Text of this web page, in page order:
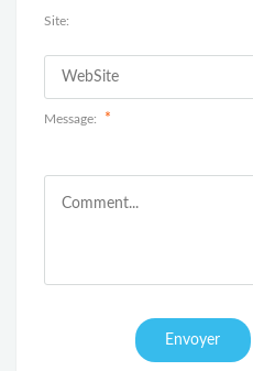
Site:
Message: *